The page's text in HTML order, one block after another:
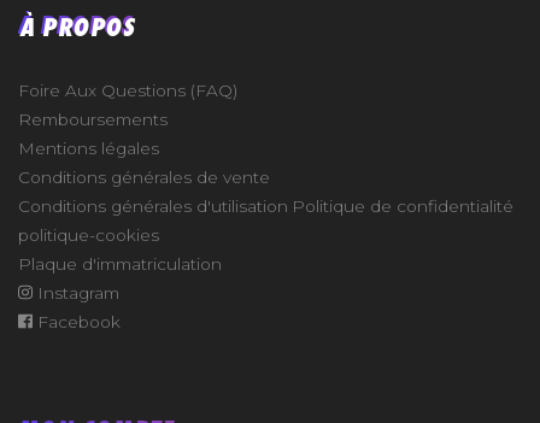
À PROPOS
Foire Aux Questions (FAQ)
Remboursements
Mentions légales
Conditions générales de vente
Conditions générales d'utilisation Politique de confidentialité
politique-cookies
Plaque d'immatriculation
Instagram
Facebook